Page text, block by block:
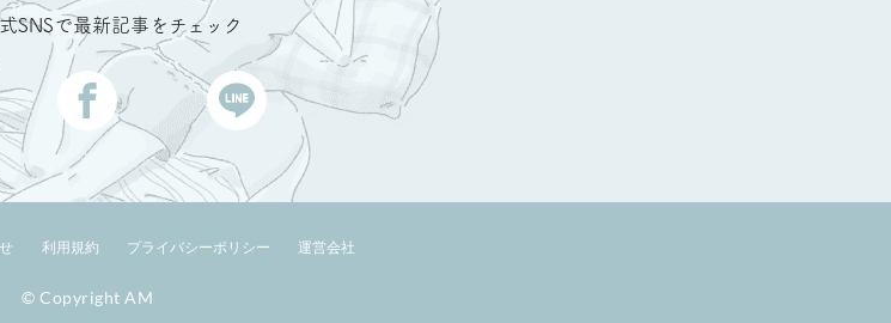
SNSで最新記事をチェック
利用規約 プライバシーポリシー 運営会社
© Copyright AM